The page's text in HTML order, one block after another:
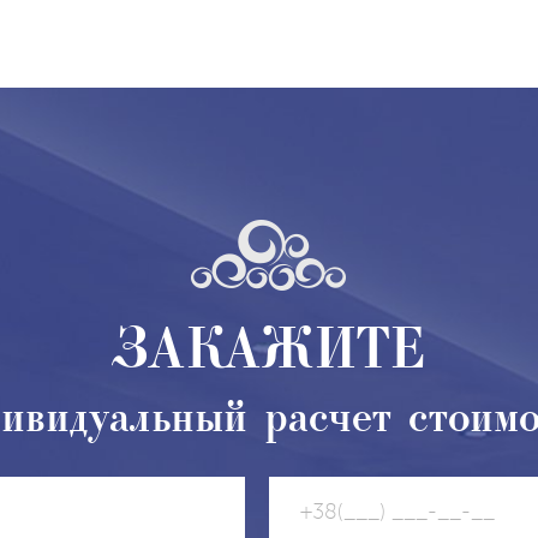
ЗАКАЖИТЕ
расчет